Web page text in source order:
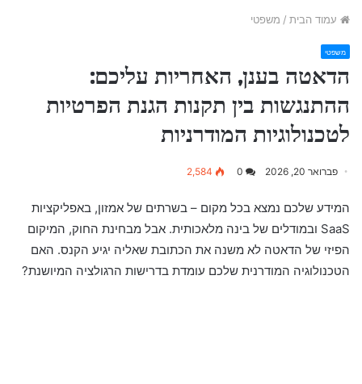
עמוד הבית / משפטי
משפטי
הדאטה בענן, האחריות עליכם:
ההתנגשות בין תקנות הגנת הפרטיות
לטכנולוגיות המודרניות
פברואר 20, 2026 0
2,584
המידע שלכם נמצא בכל מקום – בשרתים של אמזון, באפליקציות
SaaS ובמודלים של בינה מלאכותית. אבל מבחינת החוק, המיקום
הפיזי של הדאטה לא משנה את הכתובת שאליה יגיע הקנס. האם
הטכנולוגיה המודרנית שלכם עומדת בדרישות הרגולציה המיושנת?